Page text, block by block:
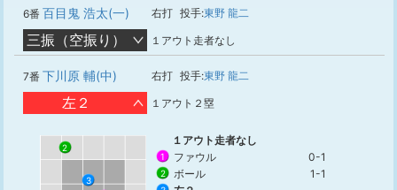
6番 百目鬼 浩太(一) 右打 投手:東野 龍二
三振（空振り） １アウト走者なし
7番 下川原 輔(中) 右打 投手:東野 龍二
左２ １アウト２塁
2
3
１アウト走者なし
1 ファウル 0-1
2 ボール 1-1